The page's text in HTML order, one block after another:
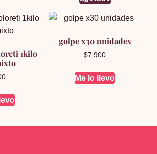
1kilo
golpe x30 unidades
$7,900
Me lo llevo